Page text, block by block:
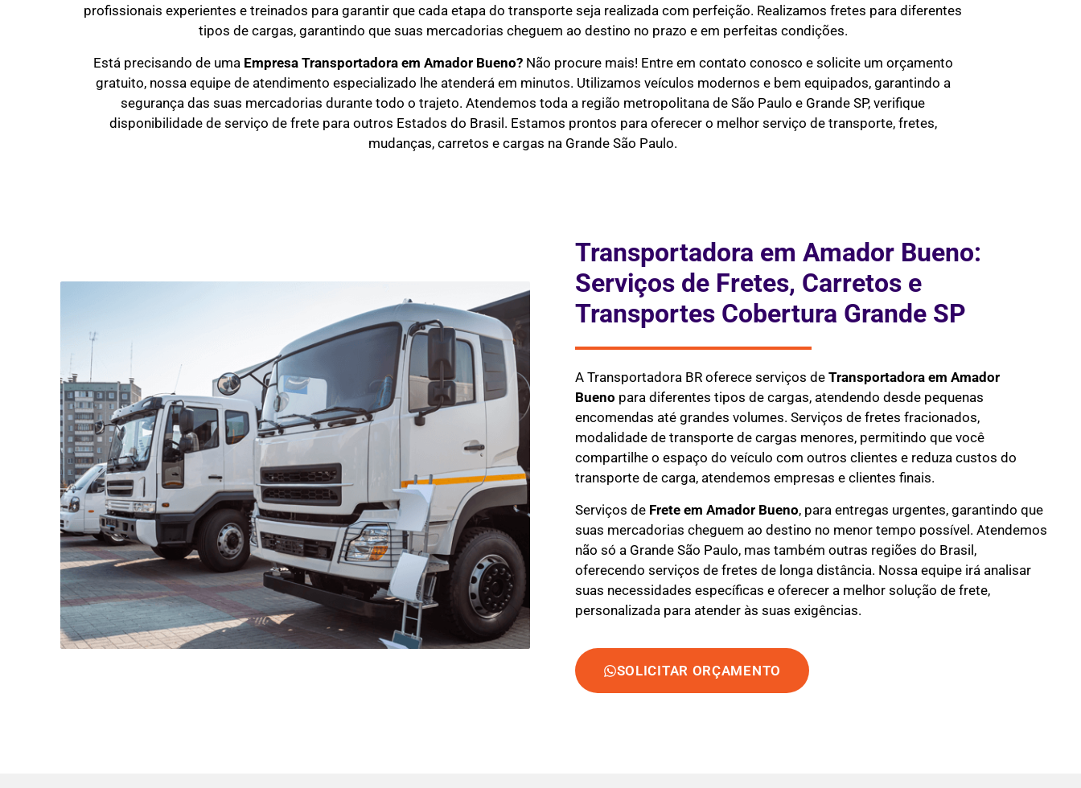
profissionais experientes e treinados para garantir que cada etapa do transporte seja realizada com perfeição. Realizamos fretes para diferentes
tipos de cargas, garantindo que suas mercadorias cheguem ao destino no prazo e em perfeitas condições.
Está precisando de uma Empresa Transportadora em Amador Bueno?Não procure mais! Entre em contato conosco e solicite um orçamento
gratuito, nossa equipe de atendimento especializado lhe atenderá em minutos. Utilizamos veículos modernos e bem equipados, garantindo a
segurança das suas mercadorias durante todo o trajeto. Atendemos toda a região metropolitana de São Paulo e Grande SP, verifique
disponibilidade de serviço de frete para outros Estados do Brasil. Estamos prontos para oferecer o melhor serviço de transporte, fretes,
mudanças, carretos e cargas na Grande São Paulo.
Transportadora em Amador Bueno:
Serviços de Fretes, Carretos e
Transportes Cobertura Grande SP
A Transportadora BR oferece serviços de Transportadora em Amador
Bueno para diferentes tipos de cargas, atendendo desde pequenas
encomendas até grandes volumes. Serviços de fretes fracionados,
modalidade de transporte de cargas menores, permitindo que você
compartilhe o espaço do veículo com outros clientes e reduza custos do
transporte de carga, atendemos empresas e clientes finais.
Serviços de Frete em Amador Bueno, para entregas urgentes, garantindo que
suas mercadorias cheguem ao destino no menor tempo possível. Atendemos
não só a Grande São Paulo, mas também outras regiões do Brasil,
oferecendo serviços de fretes de longa distância. Nossa equipe irá analisar
suas necessidades específicas e oferecer a melhor solução de frete,
personalizada para atender às suas exigências.
SOLICITAR ORÇAMENTO